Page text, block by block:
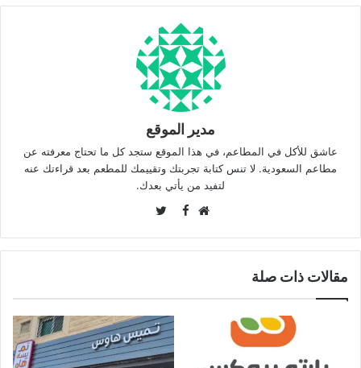
مدير الموقع
عاشق للأكل في المطاعم، في هذا الموقع ستجد كل ما تحتاج معرفته عن
مطاعم السعودية. لا تنس كتابة تجربتك وتقييمك للمطعم بعد قراءتك عنه
لتفيد من يأتي بعدك.
Facebook
مقالات ذات صلة